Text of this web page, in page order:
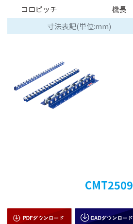
寸法表記(単位:mm)
コロピッチ 機長
CMT2509